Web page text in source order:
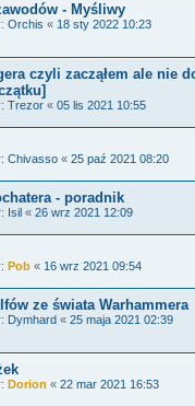
- Myśliwy
Orchis « 18 sty 2022 10:23
czyli zacząłem ale nie
Trezor « 05 lis 2021 10:55
Chivasso « 25 paź 2021 08:20
- poradnik
Isil « 26 wrz 2021 12:09
Pob « 16 wrz 2021 09:54
ze świata Warhammera
Dymhard « 25 maja 2021 02:39
Dorion « 22 mar 2021 16:53